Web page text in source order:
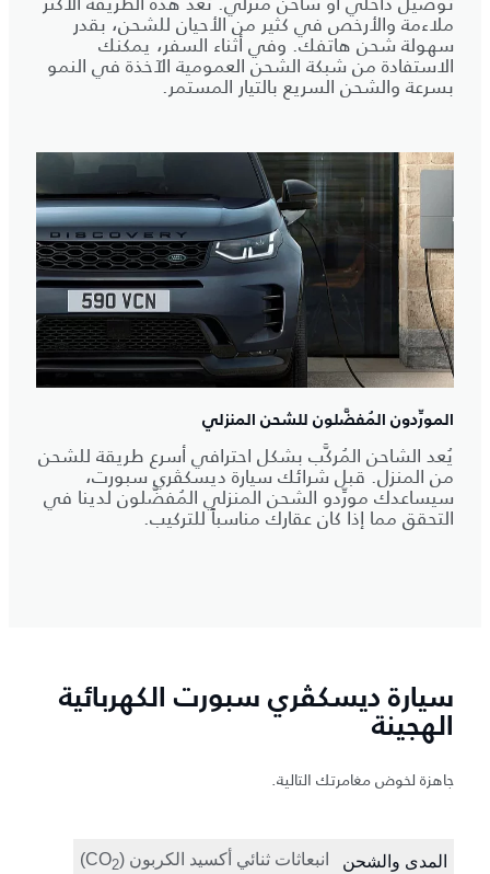
ملاءمة والأرخص في كثير من الأحيان للشحن، بقدر
سهولة شحن هاتفك. وفي أثناء السفر، يمكنك
الاستفادة من شبكة الشحن العمومية الآخذة في النمو
بسرعة والشحن السريع بالتيار المستمر.
المورِّدون المُفضَّلون للشحن المنزلي
يُعد الشاحن المُركَّب بشكل احترافي أسرع طريقة للشحن
من المنزل. قبل شرائك سيارة ديسكڤري سبورت،
سيساعدك مورِّدو الشحن المنزلي المُفضَّلون لدينا في
التحقق مما إذا كان عقارك مناسباً للتركيب.
سيارة ديسكڤري سبورت الكهربائية
الهجينة
جاهزة لخوض مغامرتك التالية.
المدى والشحن انبعاثات ثنائي أكسيد الكربون (‎CO‎2